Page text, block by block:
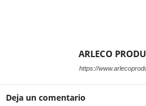
ARLECO
https://
Deja un comentario